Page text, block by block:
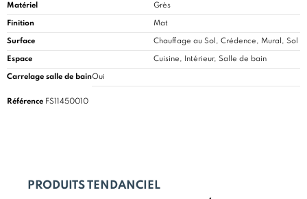
Matériel Grès
Finition Mat
Surface Chauffage au Sol, Crédence, Mural, Sol
Espace Cuisine, Intérieur, Salle de bain
Carrelage salle de bainOui
Référence FS11450010
PRODUITS TENDANCIEL